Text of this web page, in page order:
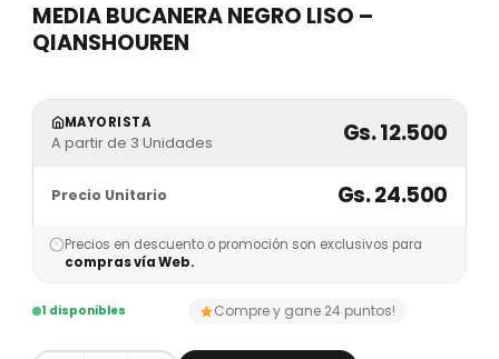
MEDIA BUCANERA NEGRO LISO –
QIANSHOUREN
MAYORISTA
A partir de 3 Unidades Gs. 12.500
Precio Unitario Gs. 24.500
Precios en descuento o promoción son exclusivos para
compras vía Web.
1 disponibles Compre y gane 24 puntos!